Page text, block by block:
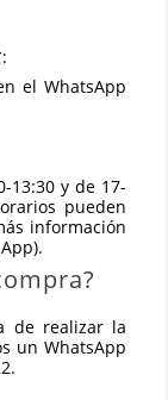
el WhatsApp
13:30 y de 17-
pueden
información
de realizar la
un WhatsApp